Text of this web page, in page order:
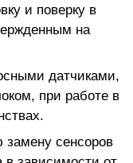
и поверку в
на
датчиками,
при работе в
замену сенсоров